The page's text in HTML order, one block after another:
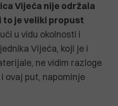
Vijeća nije održala
to je veliki propust
u vidu okolnosti i
Vijeća, koji je i
ne vidim razloge
ovaj put, napominje